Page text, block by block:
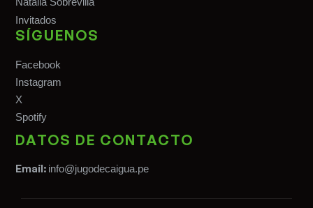
Invitados
SÍGUENOS
Facebook
Instagram
X
Spotify
DATOS DE CONTACTO
Email: info@jugodecaigua.pe